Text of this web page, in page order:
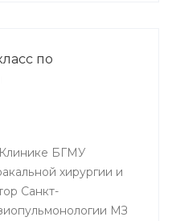
по
Клинике БГМУ
хирургии и
Санкт-
МЗ